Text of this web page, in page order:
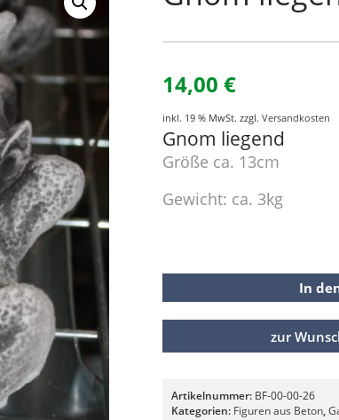
14,00 €
inkl. 19 % MwSt. zzgl. Versandkosten
Gnom liegend
Größe ca. 13cm
Gewicht: ca. 3kg
In
zur
Artikelnummer: BF-00-00-26
Kategorien: Figuren aus Beton,